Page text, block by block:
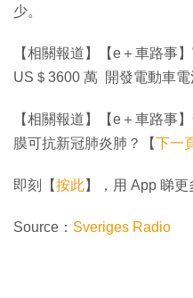
少。
【相關報道】【e＋車路事
US＄3600 萬 開發電動車電
【相關報道】【e＋車路事
膜可抗新冠肺炎肺？【下一
即刻【按此】，用 App 睇
Source： Sveriges Radio